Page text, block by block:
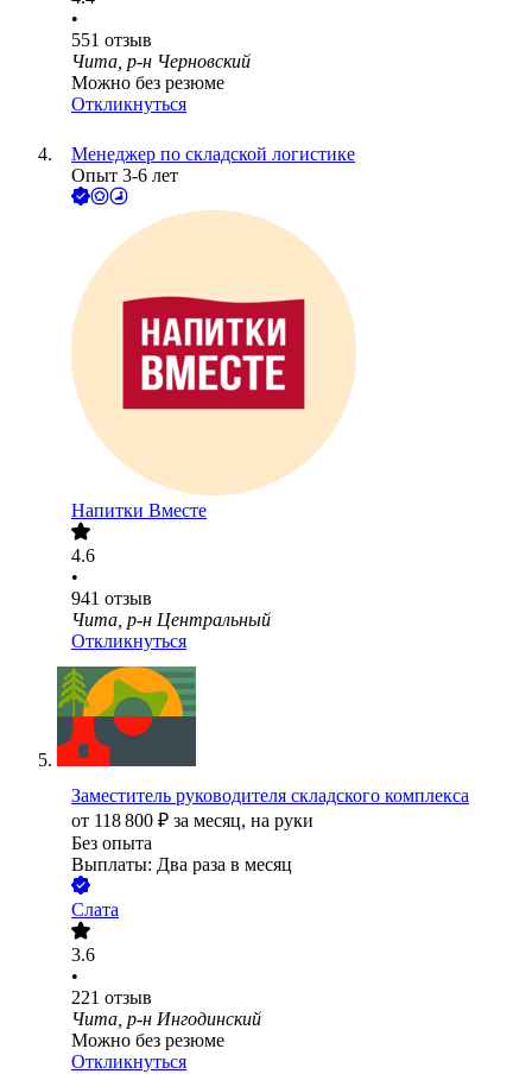
•
551 отзыв
Чита, р-н Черновский
Можно без резюме
Откликнуться
Менеджер по складской логистике
Опыт 3-6 лет
Напитки Вместе
4.6
•
941 отзыв
Чита, р-н Центральный
Откликнуться
Заместитель руководителя складского комплекса
от 118 800 ₽ за месяц, на руки
Без опыта
Выплаты: Два раза в месяц
Слата
3.6
•
221 отзыв
Чита, р-н Ингодинский
Можно без резюме
Откликнуться